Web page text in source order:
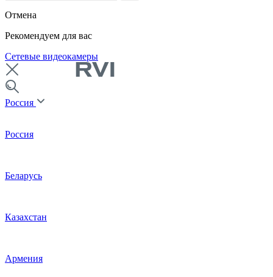
Отмена
Рекомендуем для вас
Сетевые видеокамеры
Россия
Россия
Беларусь
Казахстан
Армения